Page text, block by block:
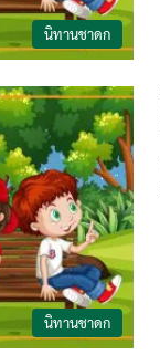
นิทานชาดก
นิทานชาดก